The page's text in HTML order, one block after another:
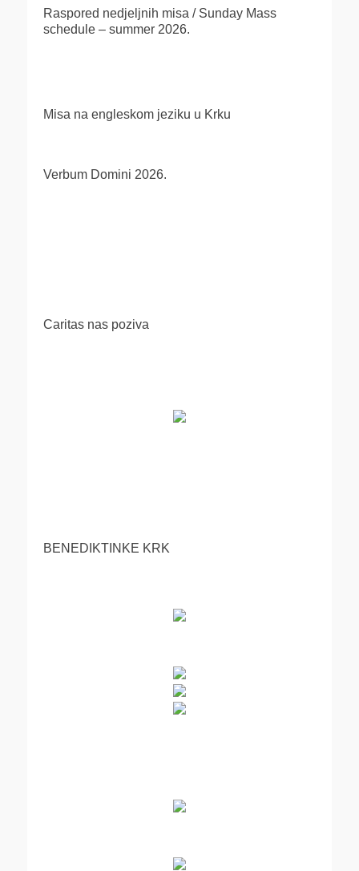
Raspored nedjeljnih misa / Sunday Mass
schedule – summer 2026.
Misa na engleskom jeziku u Krku
Verbum Domini 2026.
Caritas nas poziva
BENEDIKTINKE KRK